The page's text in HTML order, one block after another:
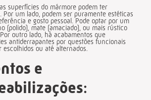
superfícies do mármore podem ter
Por um lado, podem ser puramente estéticas
e gosto pessoal. Pode optar por um
(polido), mate (amaciado), ou mais rústico
outro lado, há acabamentos que
antiderrapantes por questões funcionais
escolhidos ou até alternados.
e
: